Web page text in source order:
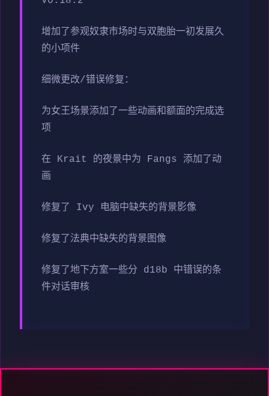
增加了参观奴隶市场时与双胞胎一初发展久
的小项件
细微更改/错误修复：
为女王场景添加了一些动画和额面的完成选
项
在 Krait 的夜景中为 Fangs 添加了动
画
修复了 Ivy 电脑中缺失的背景影像
修复了法典中缺失的背景图像
修复了地下方室一些分 d18b 中错误的条
件对话审核